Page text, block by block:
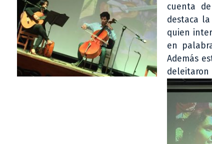
cuenta
destaca
quien
en
Además
deleitaron